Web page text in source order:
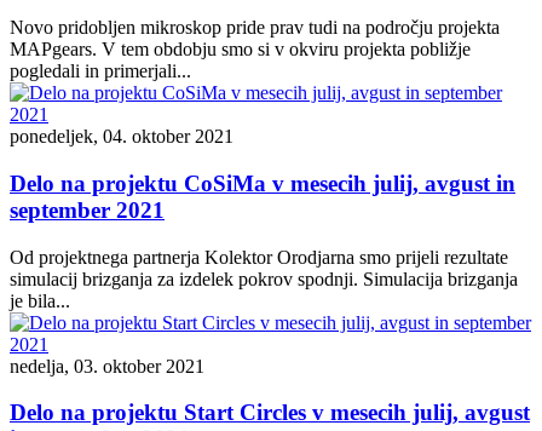
Novo pridobljen mikroskop pride prav tudi na področju projekta
MAPgears. V tem obdobju smo si v okviru projekta pobližje
pogledali in primerjali...
ponedeljek, 04. oktober 2021
Delo na projektu CoSiMa v mesecih julij, avgust in
september 2021
Od projektnega partnerja Kolektor Orodjarna smo prijeli rezultate
simulacij brizganja za izdelek pokrov spodnji. Simulacija brizganja
je bila...
nedelja, 03. oktober 2021
Delo na projektu Start Circles v mesecih julij, avgust